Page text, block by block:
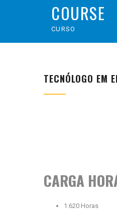
COURSE
CURSO
TECNÓLOGO EM
CARGA
1.620 Horas